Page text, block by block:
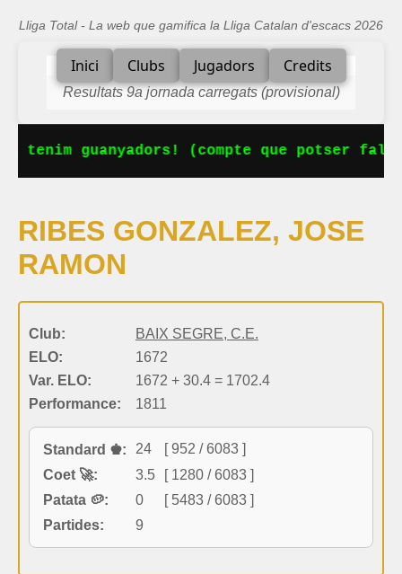
Lliga Total - La web que gamifica la Lliga Catalan d'escacs 2026
Inici Clubs Jugadors Credits
Resultats 9a jornada carregats (provisional)
tenim guanyadors! (compte que potser
RIBES GONZALEZ, JOSE
RAMON
Club:
BAIX SEGRE, C.E.
ELO:
1672
Var. ELO:
1672 + 30.4 = 1702.4
Performance:
1811
Standard ♚: 24
[ 952 / 6083 ]
Coet 🚀:
3.5
[ 1280 / 6083 ]
Patata 🥔:
0
[ 5483 / 6083 ]
Partides:
9